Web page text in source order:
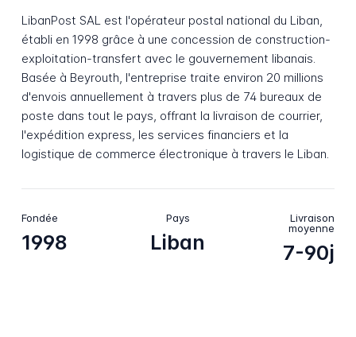
LibanPost SAL est l'opérateur postal national du Liban,
établi en 1998 grâce à une concession de construction-
exploitation-transfert avec le gouvernement libanais.
Basée à Beyrouth, l'entreprise traite environ 20 millions
d'envois annuellement à travers plus de 74 bureaux de
poste dans tout le pays, offrant la livraison de courrier,
l'expédition express, les services financiers et la
logistique de commerce électronique à travers le Liban.
Fondée
1998
Pays
Liban
Livraison
moyenne
7-90j